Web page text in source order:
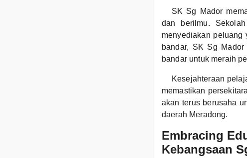
SK Sg Mador
dan berilmu.
menyediakan
bandar, SK Sg
bandar untuk meraih
Kesejahteraan
memastikan
akan terus berusaha
daerah Meradong.
Embracing
Kebangsaan